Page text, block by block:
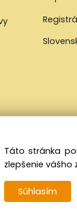
Táto stránka
zlepšenie vášho
Súhlasím